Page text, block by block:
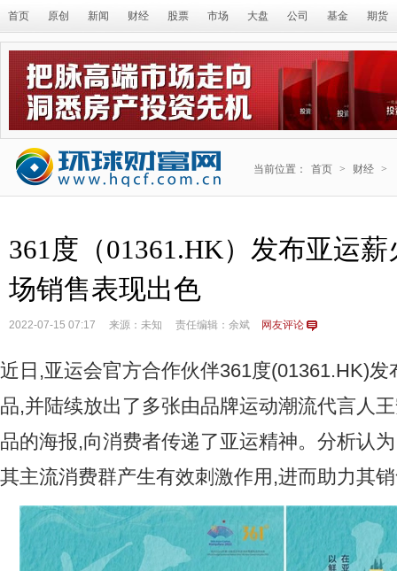
首页 原创 新闻 财经 股票 市场 大盘 公司 基金 期货
当前位置： 首页 > 财经 >
361度（01361.HK）发布亚运
场销售表现出色
2022-07-15 07:17 来源：未知 责任编辑：余斌 网友评论
近日,亚运会官方合作伙伴361度(01361.HK)
品,并陆续放出了多张由品牌运动潮流代言人
品的海报,向消费者传递了亚运精神。分析认
其主流消费群产生有效刺激作用,进而助力其